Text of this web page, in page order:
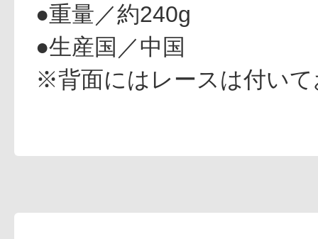
ご利用ガイド
よくあるご質問
●重量／約240g
●生産国／中国
※背面にはレースは付い